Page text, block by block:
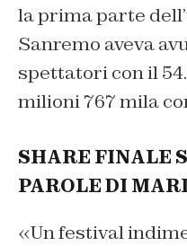
la prima parte
Sanremo aveva
spettatori con il
milioni 767 mila
SHARE FINALE
PAROLE DI
«Un festival